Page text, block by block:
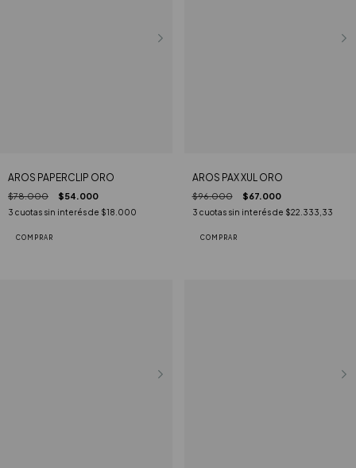
AROS PAPERCLIP ORO
$78.000 $54.000
3 cuotas sin interés de $18.000
AROS PAX XUL ORO
$96.000 $67.000
3 cuotas sin interés de $22.333,33